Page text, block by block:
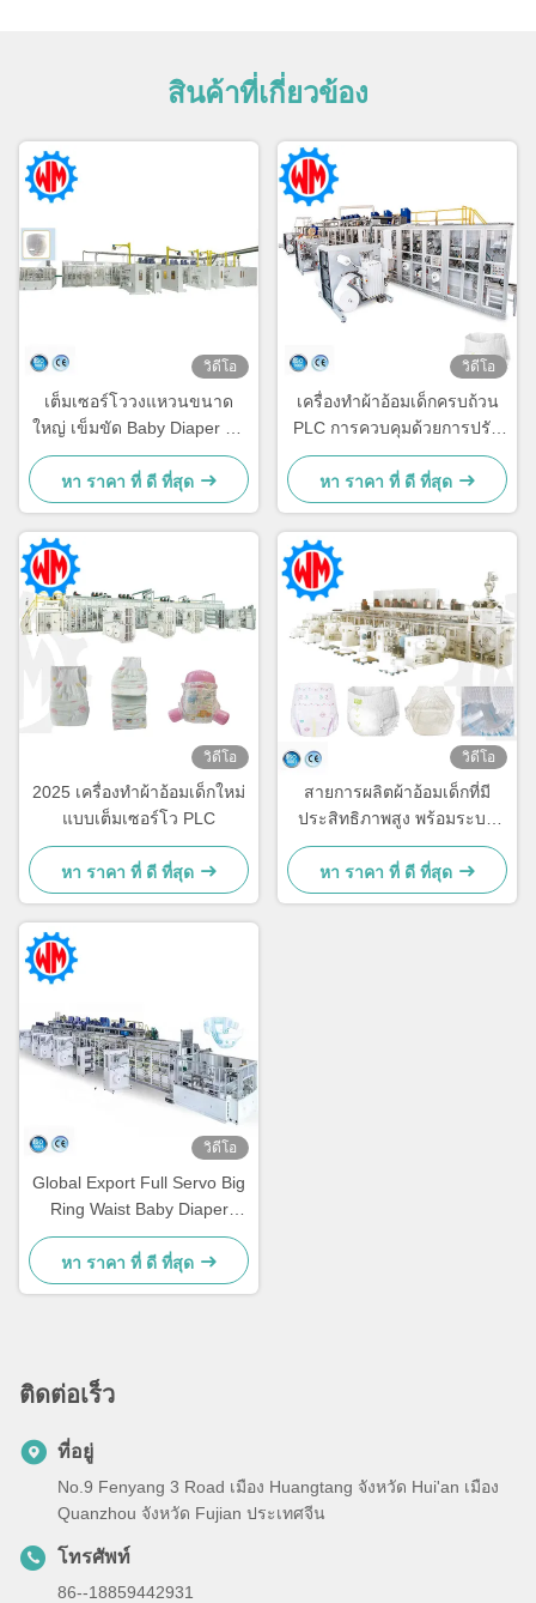
สินค้าที่เกี่ยวข้อง
วิดีโอ
เต็มเซอร์โววงแหวนขนาด
ใหญ่ เข็มขัด Baby Diaper ทํา
เครื่องจักร การทํางานง่าย ปรับ
แต่ง
หา ราคา ที่ ดี ที่สุด
วิดีโอ
เครื่องทําผ้าอ้อมเด็กครบถ้วน
PLC การควบคุมด้วยการปรับ
แต่งมืออาชีพ
หา ราคา ที่ ดี ที่สุด
วิดีโอ
2025 เครื่องทําผ้าอ้อมเด็กใหม่
แบบเต็มเซอร์โว PLC
หา ราคา ที่ ดี ที่สุด
วิดีโอ
สายการผลิตผ้าอ้อมเด็กที่มี
ประสิทธิภาพสูง พร้อมระบบ
บรรจุสินค้าที่ฉลาด
หา ราคา ที่ ดี ที่สุด
วิดีโอ
Global Export Full Servo Big
Ring Waist Baby Diaper
Making Machinery ปรับแต่ง
ตามความต้องการของลูกค้า
หา ราคา ที่ ดี ที่สุด
ติดต่อเร็ว
ที่อยู่
No.9 Fenyang 3 Road เมือง Huangtang จังหวัด Hui'an เมือง
Quanzhou จังหวัด Fujian ประเทศจีน
โทรศัพท์
86--18859442931